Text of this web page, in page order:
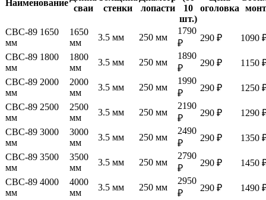
Наименование
сваи
стенки
лопасти
10
шт.)
оголовка
СВС-89 1650
мм
1650
мм
3.5 мм 250 мм
1790
₽
290 ₽
1090
СВС-89 1800
мм
1800
мм
3.5 мм 250 мм
1890
₽
290 ₽
1150
СВС-89 2000
мм
2000
мм
3.5 мм 250 мм
1990
₽
290 ₽
1250
СВС-89 2500
мм
2500
мм
3.5 мм 250 мм
2190
₽
290 ₽
1290
СВС-89 3000
мм
3000
мм
3.5 мм 250 мм
2490
₽
290 ₽
1350
СВС-89 3500
мм
3500
мм
3.5 мм 250 мм
2790
₽
290 ₽
1450
СВС-89 4000
мм
4000
мм
3.5 мм 250 мм
2950
₽
290 ₽
1490